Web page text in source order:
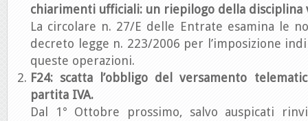
chiarimenti ufficiali: un riepilogo della disciplina
La circolare n. 27/E delle Entrate esamina le
decreto legge n. 223/2006 per l’imposizione
queste operazioni.
F24: scatta l’obbligo del versamento
partita IVA.
Dal 1° Ottobre prossimo, salvo auspicati